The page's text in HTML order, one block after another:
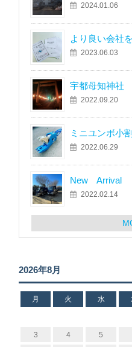
2024.01.06
より良い会社
2023.06.03
宇都母知神社
2022.09.20
ミニユンボ小
2022.06.29
New Arrival
2022.02.14
2026年8月
月 火 水
3 4 5